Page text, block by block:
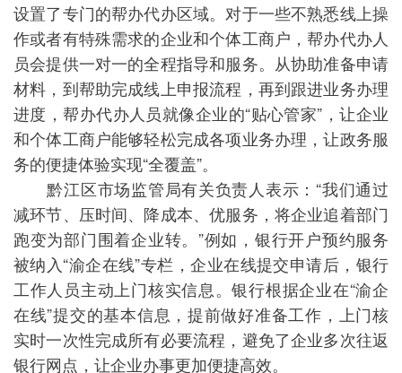
设置了专门的帮办代办区域。对于一些不熟悉线上操
作或者有特殊需求的企业和个体工商户，帮办代办人
员会提供一对一的全程指导和服务。从协助准备申请
材料，到帮助完成线上申报流程，再到跟进业务办理
进度，帮办代办人员就像企业的“贴心管家”，让企业
和个体工商户能够轻松完成各项业务办理，让政务服
务的便捷体验实现“全覆盖”。
黔江区市场监管局有关负责人表示：“我们通过
减环节、压时间、降成本、优服务，将企业追着部门
跑变为部门围着企业转。”例如，银行开户预约服务
被纳入“渝企在线”专栏，企业在线提交申请后，银行
工作人员主动上门核实信息。银行根据企业在“渝企
在线”提交的基本信息，提前做好准备工作，上门核
实时一次性完成所有必要流程，避免了企业多次往返
银行网点，让企业办事更加便捷高效。